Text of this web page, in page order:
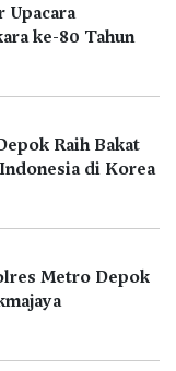
Upacara
ke-80 Tahun
Raih Bakat
di Korea
Metro Depok